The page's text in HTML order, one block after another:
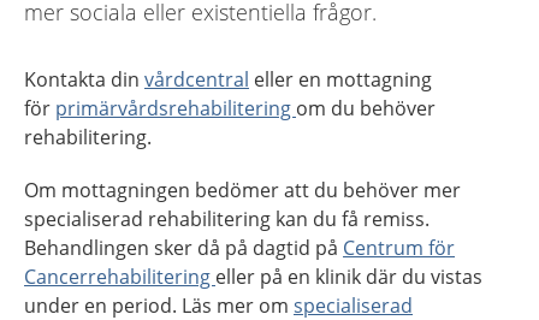
mer sociala eller existentiella frågor.
Kontakta din vårdcentral eller en mottagning
för primärvårdsrehabilitering om du behöver
rehabilitering.
Om mottagningen bedömer att du behöver mer
specialiserad rehabilitering kan du få remiss.
Behandlingen sker då på dagtid på Centrum för
Cancerrehabilitering eller på en klinik där du vistas
under en period. Läs mer om specialiserad